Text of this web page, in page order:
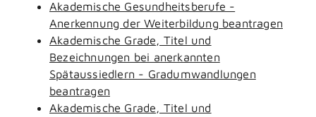
Akademische Gesundheitsberufe -
Anerkennung der Weiterbildung beantragen
Akademische Grade, Titel und
Bezeichnungen bei anerkannten
Spätaussiedlern - Gradumwandlungen
beantragen
Akademische Grade, Titel und